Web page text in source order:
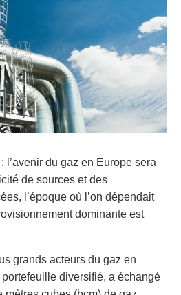
l’avenir du gaz en Europe sera
de sources et des
l’époque où l’on dépendait
dominante est
grands acteurs du gaz en
portefeuille diversifié, a échangé